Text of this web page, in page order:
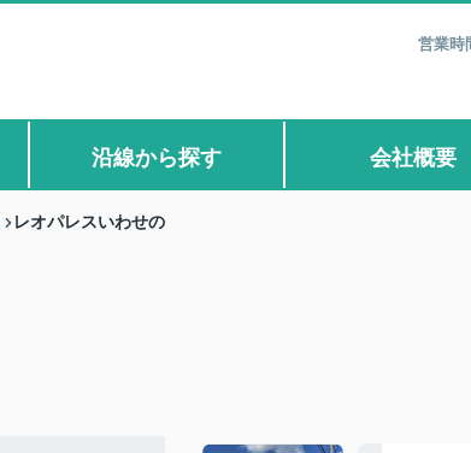
営業
沿線から探す 会社概要
レオパレスいわせの